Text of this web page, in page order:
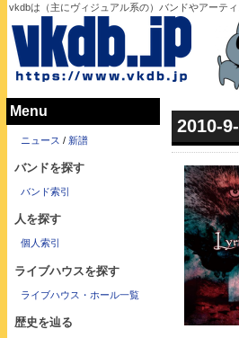
vkdbは（主にヴィジュアル系の）バンドやアーテ
2010-
Menu
ニュース / 新譜
バンドを探す
バンド索引
人を探す
個人索引
ライブハウスを探す
ライブハウス・ホール一覧
歴史を辿る